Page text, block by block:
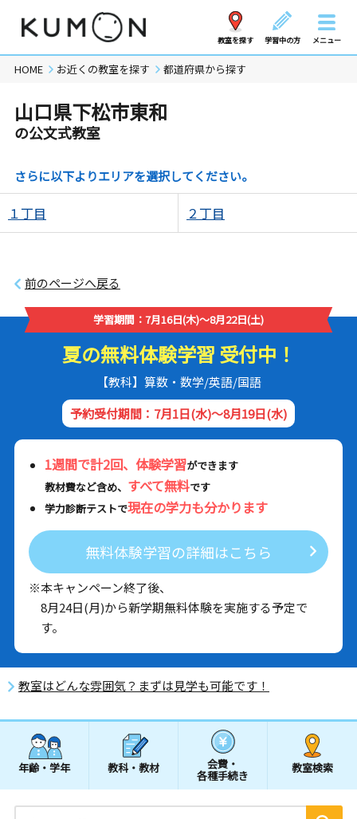
教室を探す 学習中の方 メニュー
HOME お近くの教室を探す 都道府県から探す
山口県下松市東和
の公文式教室
さらに以下よりエリアを選択してください。
１丁目 ２丁目
前のページへ戻る
学習期間：7月16日(木)～8月22日(土)
夏の無料体験学習 受付中！
【教科】算数・数学/英語/国語
予約受付期間：7月1日(水)～8月19日(水)
1週間で計2回、体験学習ができます
教材費など含め、 すべて無料です
学力診断テストで現在の学力も分かります
無料体験学習の詳細はこちら
※本キャンペーン終了後、
8月24日(月)から新学期無料体験を実施する予定で
す。
教室はどんな雰囲気？まずは見学も可能です！
年齢・学年 教科・教材 会費・
各種手続き
教室検索